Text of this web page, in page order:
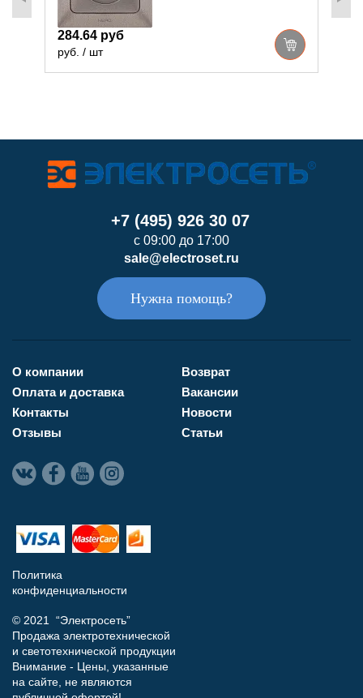
284.64 руб
руб. / шт
+7 (495) 926 30 07
с 09:00 до 17:00
sale@electroset.ru
Нужна помощь?
О компании
Оплата и доставка
Контакты
Отзывы
Возврат
Вакансии
Новости
Статьи
Политика
конфиденциальности
© 2021 “Электросеть”
Продажа электротехнической
и светотехнической продукции
Внимание - Цены, указанные
на сайте, не являются